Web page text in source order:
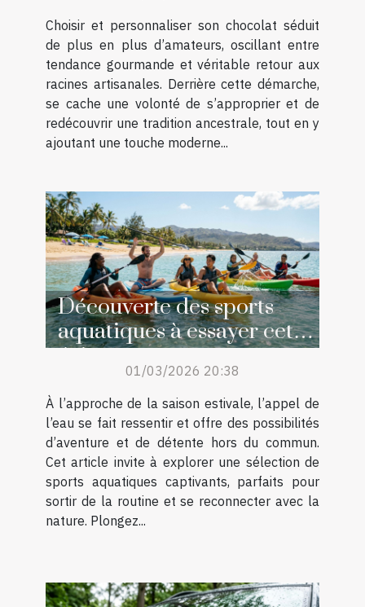
Choisir et personnaliser son chocolat séduit
de plus en plus d’amateurs, oscillant entre
tendance gourmande et véritable retour aux
racines artisanales. Derrière cette démarche,
se cache une volonté de s’approprier et de
redécouvrir une tradition ancestrale, tout en y
ajoutant une touche moderne...
Découverte des sports
aquatiques à essayer cet
été
01/03/2026 20:38
À l’approche de la saison estivale, l’appel de
l’eau se fait ressentir et offre des possibilités
d’aventure et de détente hors du commun.
Cet article invite à explorer une sélection de
sports aquatiques captivants, parfaits pour
sortir de la routine et se reconnecter avec la
nature. Plongez...